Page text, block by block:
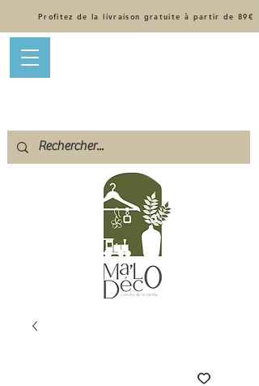
Profitez de la livraison gratuite à partir de 89€